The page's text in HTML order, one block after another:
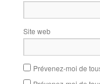
Site web
Prévenez-moi de